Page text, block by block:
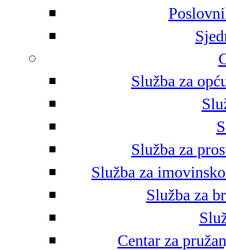
Služba za
Služba za
Služba za
Služba za
Centar za